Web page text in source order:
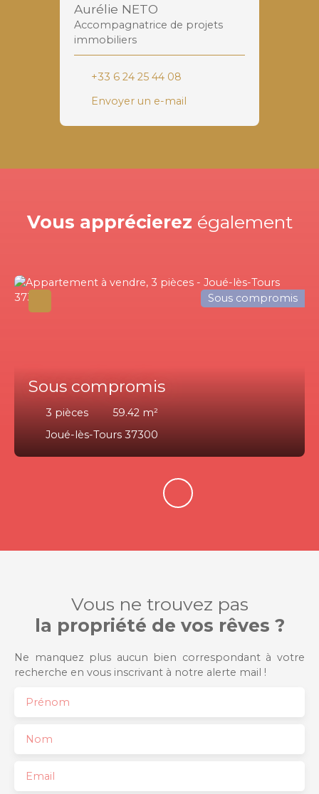
Aurélie NETO
Accompagnatrice de projets
immobiliers
+33 6 24 25 44 08
Envoyer un e-mail
Vous apprécierez également
Sous compromis
3 pièces 59.42 m²
Joué-lès-Tours 37300
Sous compromis
Vous ne trouvez pas
la propriété de vos rêves ?
Ne manquez plus aucun bien correspondant à votre
recherche en vous inscrivant à notre alerte mail !
Prénom
Nom
Email